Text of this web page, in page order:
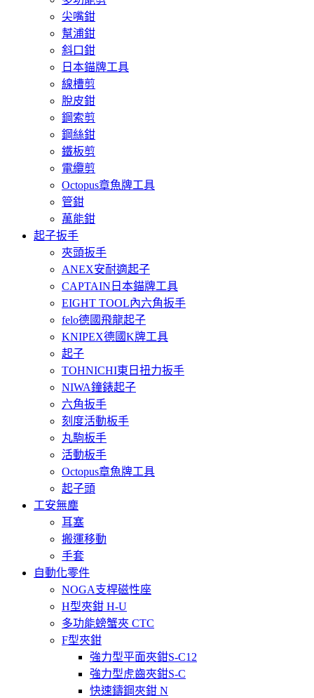
尖嘴鉗
幫浦鉗
斜口鉗
日本錨牌工具
線槽剪
脫皮鉗
鋼索剪
鋼絲鉗
鐵板剪
電纜剪
Octopus章魚牌工具
管鉗
萬能鉗
起子扳手
夾頭扳手
ANEX安耐適起子
CAPTAIN日本錨牌工具
EIGHT TOOL內六角扳手
felo德國飛龍起子
KNIPEX德國K牌工具
起子
TOHNICHI東日扭力扳手
NIWA鐘錶起子
六角扳手
刻度活動板手
丸駒板手
活動板手
Octopus章魚牌工具
起子頭
工安無塵
耳塞
搬運移動
手套
自動化零件
NOGA支桿磁性座
H型夾鉗 H-U
多功能螃蟹夾 CTC
F型夾鉗
強力型平面夾鉗S-C12
強力型虎齒夾鉗S-C
快速鑄鋼夾鉗 N